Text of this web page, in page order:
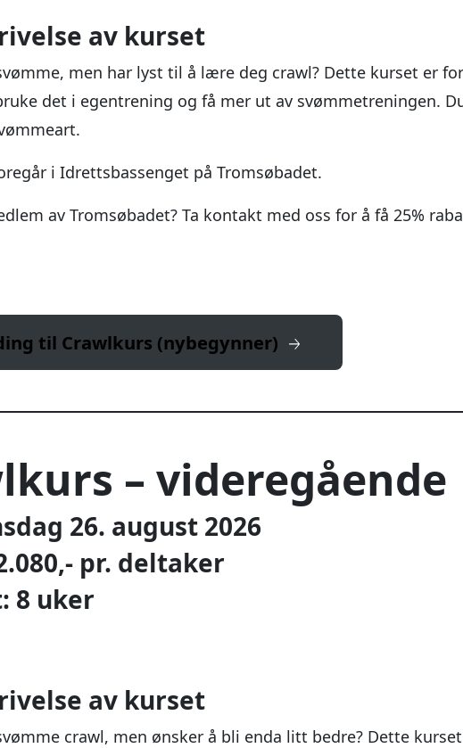
av kurset
men har lyst til å lære deg crawl? Dette kurset er
det i egentrening og få mer ut av svømmetreningen.
i Idrettsbassenget på Tromsøbadet.
av Tromsøbadet? Ta kontakt med oss for å få 25%
til Crawlkurs (nybegynner)
– videregående
26. august 2026
pr. deltaker
8 uker
av kurset
crawl, men ønsker å bli enda litt bedre? Dette